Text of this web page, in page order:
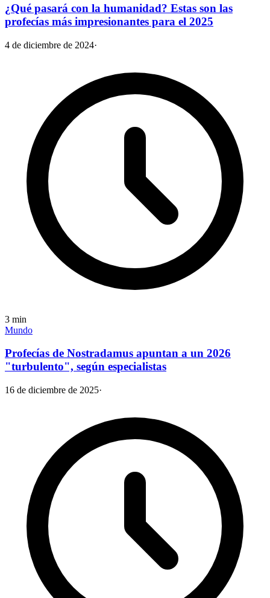
¿Qué pasará con la humanidad? Estas son las
profecías más impresionantes para el 2025
4 de diciembre de 2024·
3 min
Mundo
Profecías de Nostradamus apuntan a un 2026
"turbulento", según especialistas
16 de diciembre de 2025·